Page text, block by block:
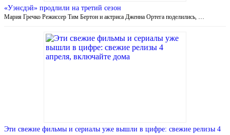
«Уэнсдэй» продлили на третий сезон
Мария Гречко Режиссер Тим Бертон и актриса Дженна Ортега поделились, …
Эти свежие фильмы и сериалы уже вышли в цифре: свежие релизы 4